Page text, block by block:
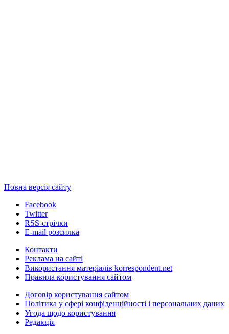
Повна версія сайту
Facebook
Twitter
RSS-стрічки
E-mail розсилка
Контакти
Реклама на сайті
Використання матеріалів korrespondent.net
Правила користування сайтом
Договір користування сайтом
Політика у сфері конфіденційності і персональних даних
Угода щодо користування
Редакція